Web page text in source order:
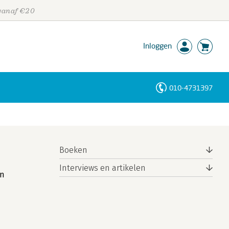
€20
Inloggen
010-4731397
Boeken
Interviews en artikelen
Personen